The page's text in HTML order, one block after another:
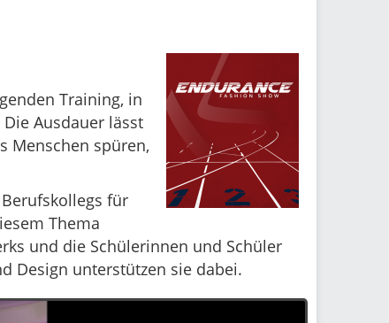
Training, in
Ausdauer lässt
Menschen spüren,
für
Thema
und die Schülerinnen und Schüler
Design unterstützen sie dabei.